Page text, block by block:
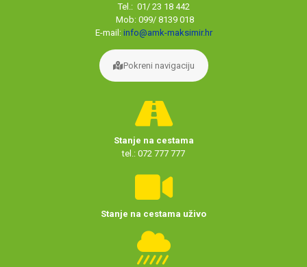
Tel.: 01/ 23 18 442
Mob: 099/ 8139 018
E-mail: info@amk-maksimir.hr
Pokreni navigaciju
Stanje na cestama
tel.: 072 777 777
Stanje na cestama uživo